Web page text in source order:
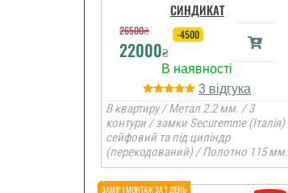
СИНДИКАТ
26500₴
22000₴
-4500
3
В квартиру / Метал 2.2 мм. / 3
контури / замки Securemme (Італія)
сейфовий та під циліндр
(перекодований) / Полотно 115 мм.